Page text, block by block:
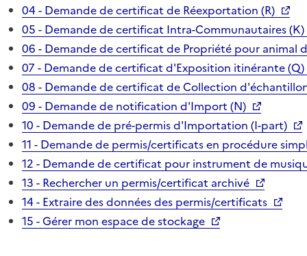
04 - Demande de certificat de Réexportation (R)
05 - Demande de certificat Intra-Communautaires (K)
06 - Demande de certificat de Propriété pour animal
07 - Demande de certificat d'Exposition itinérante (Q)
08 - Demande de certificat de Collection
09 - Demande de notification d'Import (N)
10 - Demande de pré-permis d'Importation (I-part)
11 - Demande de permis/certificats en procédure
12 - Demande de certificat pour instrument de
13 - Rechercher un permis/certificat archivé
14 - Extraire des données des permis/certificats
15 - Gérer mon espace de stockage